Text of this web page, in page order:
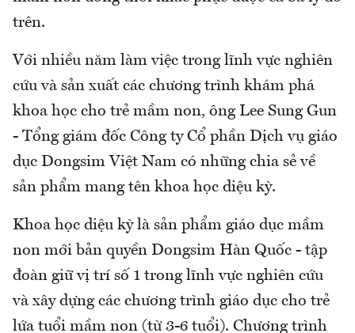
trên.
Với nhiều năm làm việc trong lĩnh vực nghiên
cứu và sản xuất các chương trình khám phá
khoa học cho trẻ mầm non, ông Lee Sung Gun
- Tổng giám đốc Công ty Cổ phần Dịch vụ giáo
dục Dongsim Việt Nam có những chia sẻ về
sản phẩm mang tên khoa học diệu kỳ.
Khoa học diệu kỳ là sản phẩm giáo dục mầm
non mới bản quyền Dongsim Hàn Quốc - tập
đoàn giữ vị trí số 1 trong lĩnh vực nghiên cứu
và xây dựng các chương trình giáo dục cho trẻ
lứa tuổi mầm non (từ 3-6 tuổi). Chương trình